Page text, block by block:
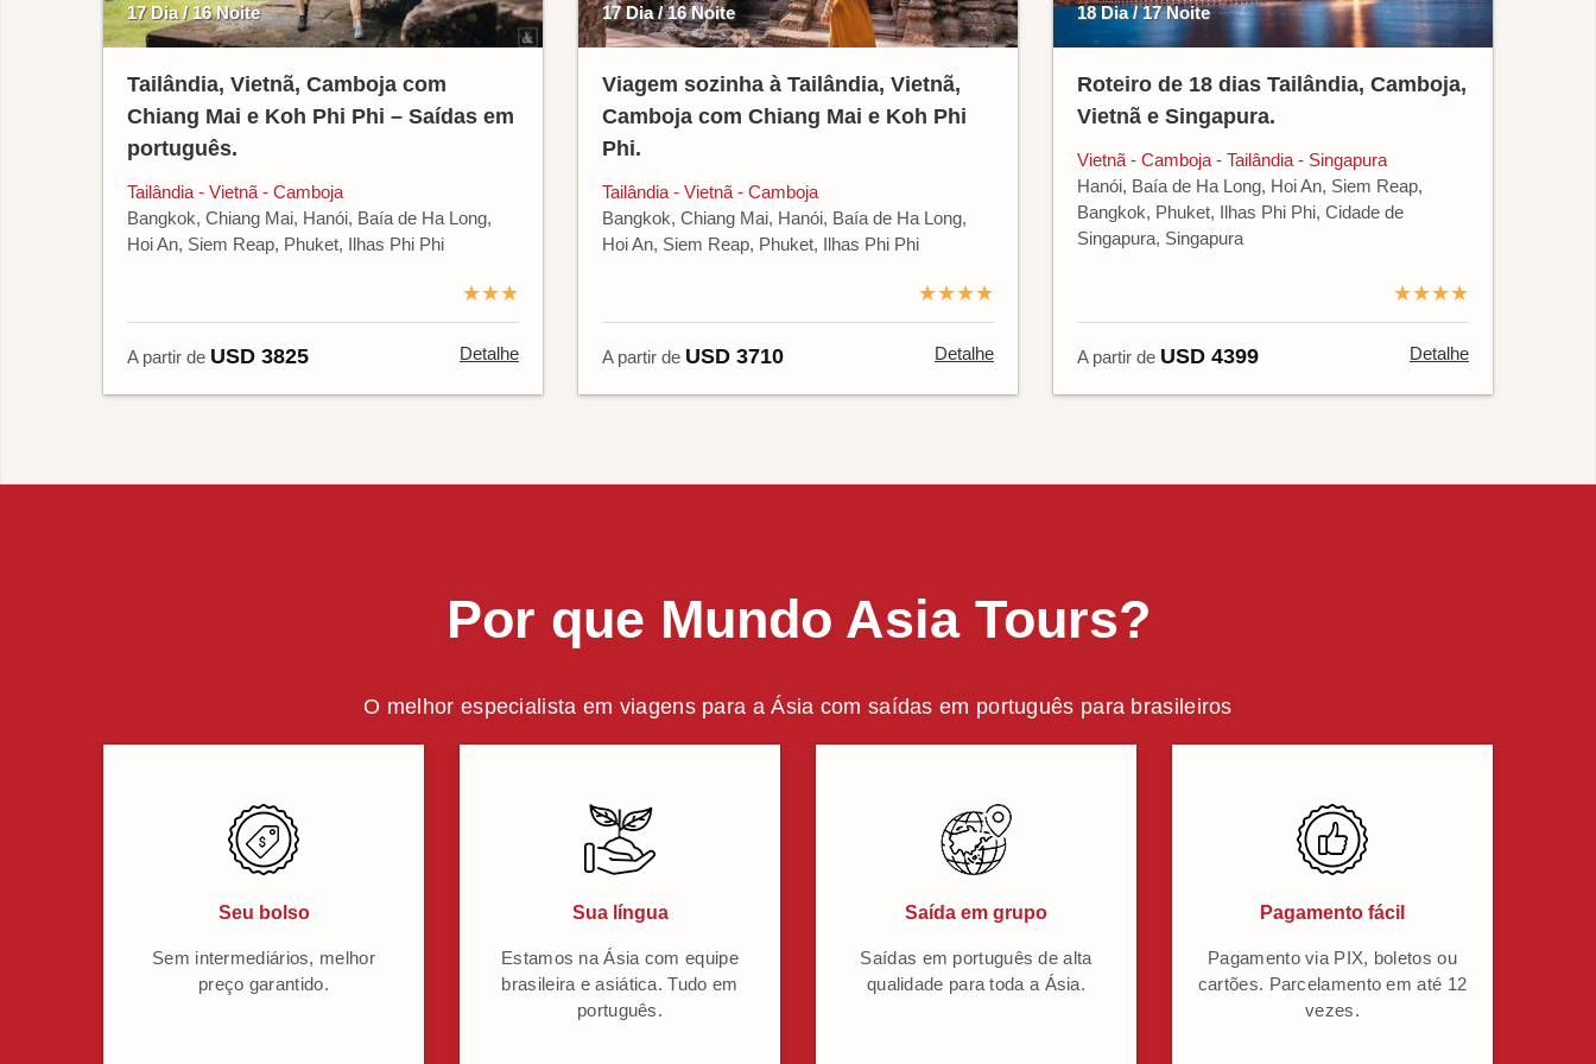
17 Dia / 16 Noite
Tailândia, Vietnã, Camboja com
Chiang Mai e Koh Phi Phi – Saídas em
português.
Tailândia - Vietnã - Camboja
Bangkok, Chiang Mai, Hanói, Baía de Ha Long,
Hoi An, Siem Reap, Phuket, Ilhas Phi Phi
★★★
A partir de USD 3825 Detalhe
17 Dia / 16 Noite
Viagem sozinha à Tailândia, Vietnã,
Camboja com Chiang Mai e Koh Phi
Phi.
Tailândia - Vietnã - Camboja
Bangkok, Chiang Mai, Hanói, Baía de Ha Long,
Hoi An, Siem Reap, Phuket, Ilhas Phi Phi
★★★★
A partir de USD 3710 Detalhe
18 Dia / 17 Noite
Roteiro de 18 dias Tailândia, Camboja,
Vietnã e Singapura.
Vietnã - Camboja - Tailândia - Singapura
Hanói, Baía de Ha Long, Hoi An, Siem Reap,
Bangkok, Phuket, Ilhas Phi Phi, Cidade de
Singapura, Singapura
★★★★
A partir de USD 4399 Detalhe
Por que Mundo Asia Tours?
O melhor especialista em viagens para a Ásia com saídas em português para brasileiros
Seu bolso
Sem intermediários, melhor
preço garantido.
Sua língua
Estamos na Ásia com equipe
brasileira e asiática. Tudo em
português.
Saída em grupo
Saídas em português de alta
qualidade para toda a Ásia.
Pagamento fácil
Pagamento via PIX, boletos ou
cartões. Parcelamento em até 12
vezes.